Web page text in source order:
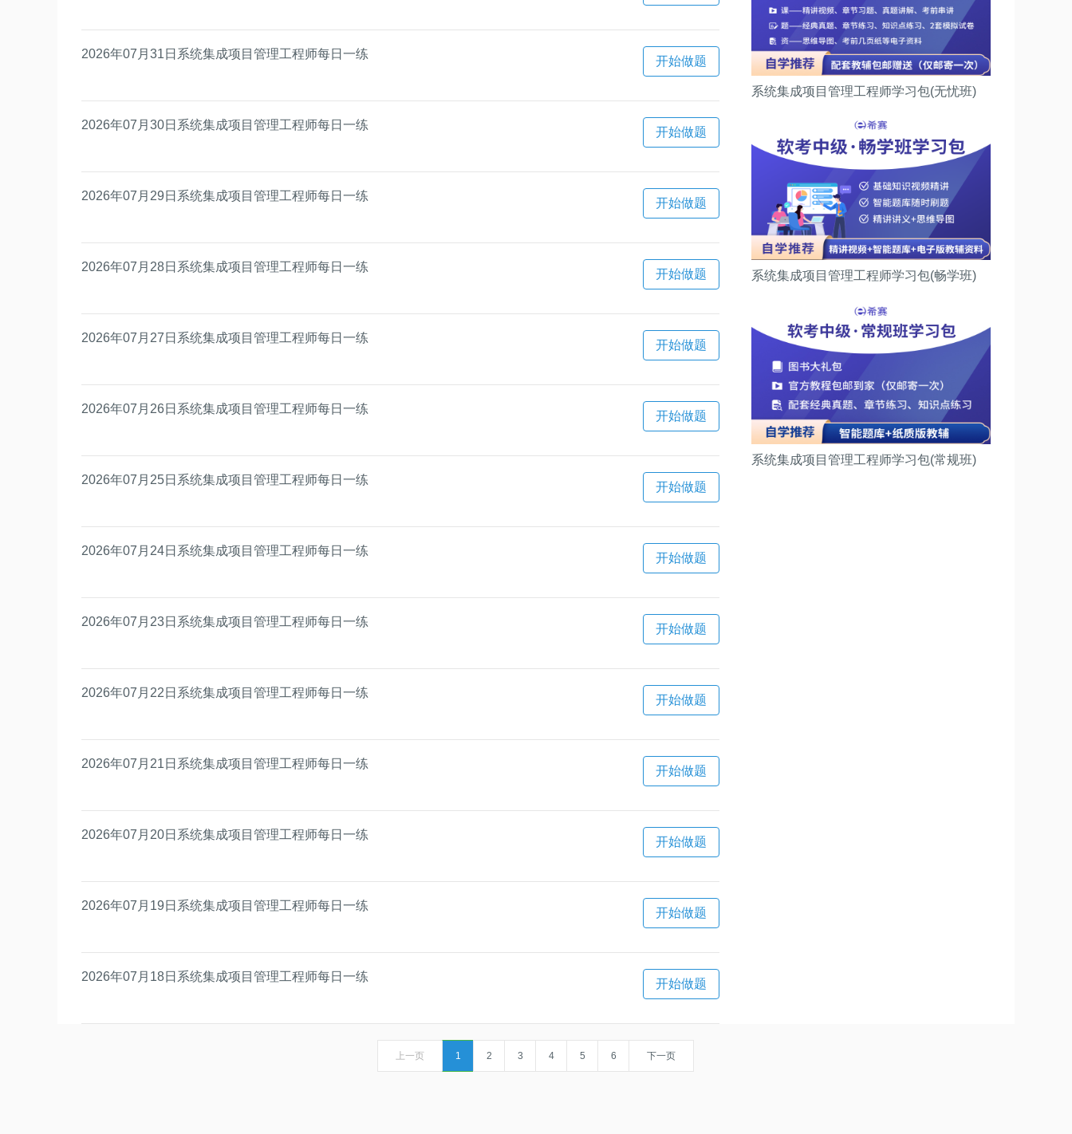
2026年07月31日系统集成项目管理工程师每日一练
开始做题
2026年07月30日系统集成项目管理工程师每日一练
开始做题
2026年07月29日系统集成项目管理工程师每日一练
开始做题
2026年07月28日系统集成项目管理工程师每日一练
开始做题
2026年07月27日系统集成项目管理工程师每日一练
开始做题
2026年07月26日系统集成项目管理工程师每日一练
开始做题
2026年07月25日系统集成项目管理工程师每日一练
开始做题
2026年07月24日系统集成项目管理工程师每日一练
开始做题
2026年07月23日系统集成项目管理工程师每日一练
开始做题
2026年07月22日系统集成项目管理工程师每日一练
开始做题
2026年07月21日系统集成项目管理工程师每日一练
开始做题
2026年07月20日系统集成项目管理工程师每日一练
开始做题
2026年07月19日系统集成项目管理工程师每日一练
开始做题
2026年07月18日系统集成项目管理工程师每日一练
开始做题
系统集成项目管理工程师学习包(无忧班)
系统集成项目管理工程师学习包(畅学班)
系统集成项目管理工程师学习包(常规班)
上一页 1 2 3 4 5 6 下一页